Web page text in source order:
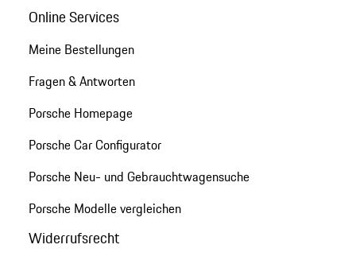
Online Services
Meine Bestellungen
Fragen & Antworten
Porsche Homepage
Porsche Car Configurator
Porsche Neu- und Gebrauchtwagensuche
Porsche Modelle vergleichen
Widerrufsrecht